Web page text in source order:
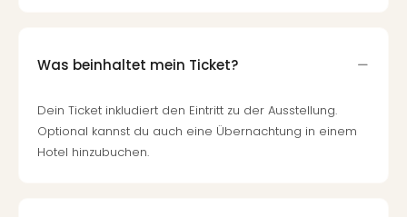
Was beinhaltet mein Ticket?
Dein Ticket inkludiert den Eintritt zu der Ausstellung.
Optional kannst du auch eine Übernachtung in einem
Hotel hinzubuchen.